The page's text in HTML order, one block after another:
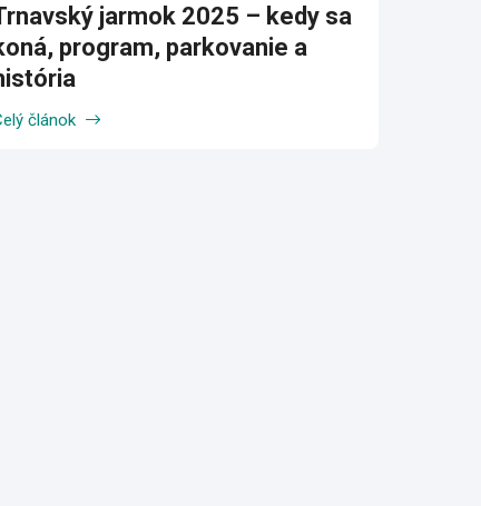
jarmok 2025 – kedy sa
program, parkovanie a
článok